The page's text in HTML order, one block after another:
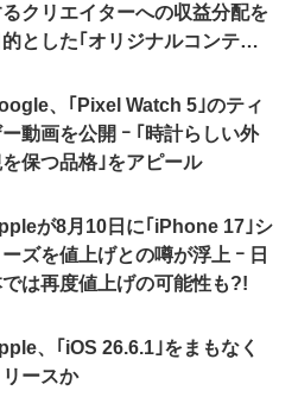
クリエイターへの収益分配を
的とした｢オリジナルコンテン
｢収益分配｣は廃止
、｢Pixel Watch 5｣のティ
動画を公開 ｰ ｢時計らしい外
保つ品格｣をアピール
が8月10日に｢iPhone 17｣シ
ーズを値上げとの噂が浮上 ｰ 日
は再度値上げの可能性も?!
、｢iOS 26.6.1｣をまもなく
リースか